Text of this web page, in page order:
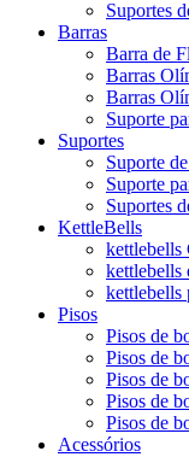
Suportes
Barras
Barra de
Barras
Barras
Suporte
Suportes
Suporte
Suporte
Suportes
KettleBells
kettlebells
kettlebells
kettlebells
Pisos
Pisos de
Pisos de
Pisos de
Pisos de
Pisos de
Acessórios